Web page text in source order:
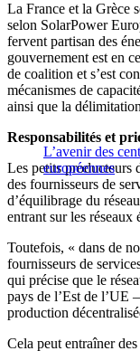
La France et la Grèce
selon SolarPower
fervent partisan des
gouvernement est en
de coalition et s’est
mécanismes de
ainsi que la
L’avenir des
européennes
Responsabilités et
Les petits producteurs
des fournisseurs de
d’équilibrage du
entrant sur les réseaux
Toutefois, « dans de
fournisseurs de
qui précise que le
pays de l’Est de l’UE
production
Cela peut entraîner